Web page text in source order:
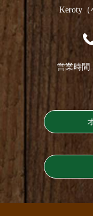
Keroty（
営業時間